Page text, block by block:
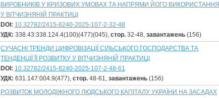
ВИРОБНИКІВ У КРИЗОВИХ УМОВАХ ТА НАПРЯМИ ЙОГО ВИКОРИСТАННЯ
У ВІТЧИЗНЯНІЙ ПРАКТИЦІ
DOI: 10.32782/2415-8240-2025-107-2-32-48
УДК: 338.43:338.124.4(100)(477)(045), стор.32-48, завантажень(156)
СУЧАСНІ ТРЕНДИ ЦИФРОВІЗАЦІЇ СІЛЬСЬКОГО ГОСПОДАРСТВА ТА
ТЕНДЕНЦІЇ ЇЇ РОЗВИТКУ У ВІТЧИЗНЯНІЙ ПРАКТИЦІ
DOI: 10.32782/2415-8240-2025-107-2-48-61
УДК: 631.147:004.9(477), стор.48-61, завантажень(156)
РОЗВИТОК МОЛОДІЖНОГО ЛЮДСЬКОГО КАПІТАЛУ УКРАЇНИ НА ЗАСАДАХ